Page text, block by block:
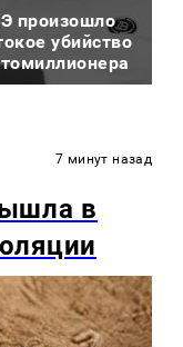
произошло
убийство
7 минут назад
в